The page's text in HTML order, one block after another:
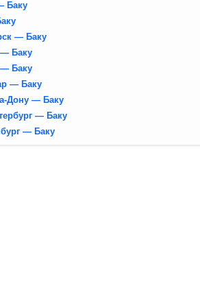
Баку
— Баку
Баку
Баку
— Баку
Дону — Баку
— Баку
— Баку